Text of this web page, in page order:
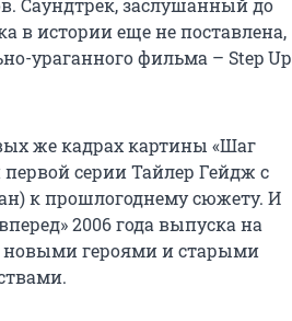
Саундтрек, заслушанный до
в истории еще не поставлена,
ураганного фильма – Step Up
же кадрах картины «Шаг
серии Тайлер Гейдж с
к прошлогоднему сюжету. И
2006 года выпуска на
новыми героями и старыми